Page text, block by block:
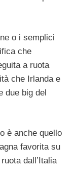
o i semplici
che
a ruota
che Irlanda e
due big del
è anche quello
favorita su
dall’Italia